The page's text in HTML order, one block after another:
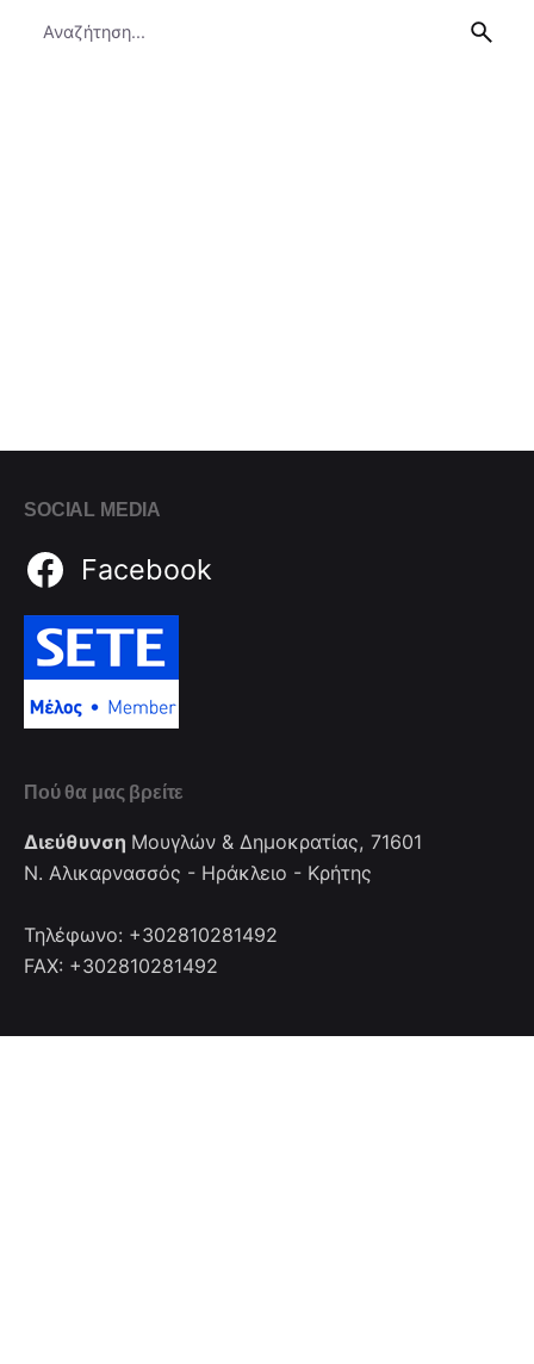
for
SOCIAL MEDIA
Facebook
Πού θα μας βρείτε
Διεύθυνση Μουγλών & Δημοκρατίας, 71601
Ν. Αλικαρνασσός - Ηράκλειο - Κρήτης
Τηλέφωνο: +302810281492
FAX: +302810281492